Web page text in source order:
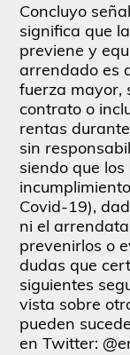
Concluyo
significa que
previene y
arrendado es
fuerza mayor,
contrato o
rentas
sin
siendo que
Covid-19),
ni el
prevenirlos o
dudas que
siguientes
vista sobre
pueden
en Twitter: